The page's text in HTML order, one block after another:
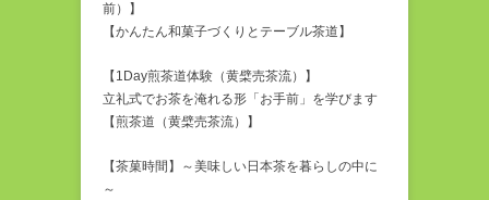
前）】
【かんたん和菓子づくりとテーブル茶道】
【1Day煎茶道体験（黄檗売茶流）】
立礼式でお茶を淹れる形「お手前」を学びます
【煎茶道（黄檗売茶流）】
【茶菓時間】～美味しい日本茶を暮らしの中に
～